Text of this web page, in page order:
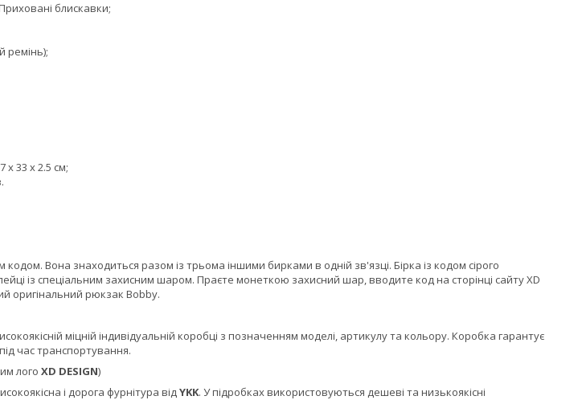
блискавки;
ремінь);
x 33 x 2.5 см;
Вона знаходиться разом із трьома іншими бирками в одній зв'язці. Бірка із кодом сірого
із спеціальним захисним шаром. Праєте монеткою захисний шар, вводите код на сторінці сайту XD
оригінальний рюкзак Bobby.
міцній індивідуальній коробці з позначенням моделі, артикулу та кольору. Коробка гарантує
час транспортування.
лого XD DESIGN)
і дорога фурнітура відYKK. У підробках використовуються дешеві та низькоякісні